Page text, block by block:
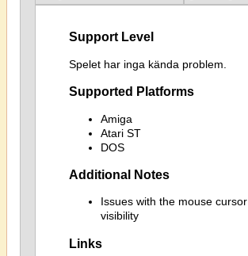
Support Level
Spelet har inga kända problem.
Supported Platforms
Amiga
Atari ST
DOS
Additional Notes
Issues with the mouse cursor
visibility
Links